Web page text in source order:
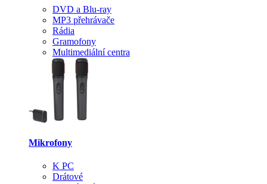
DVD a Blu-ray
MP3 přehrávače
Rádia
Gramofony
Multimediální centra
Mikrofony
K PC
Drátové